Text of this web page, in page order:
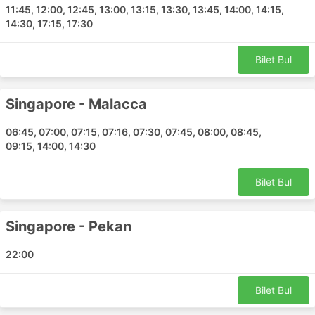
Singapore - Malacca
Singapore - Batu Pahat
Pahang - Singapore
Singapore - Genting Highlands
Genting Highlands - Singapore
Singapore - Parit Buntar
KKKL Travel and Tours Bilet Fiyatları ve
Otobüs yolculuğunun en iyi yanlarından biri, seyahatinizi
11:45, 12:00, 12:45, 13:00, 13:15, 13:30, 13:45, 14:00, 14:15,
14:30, 17:15, 17:30
Bilet Bul
Singapore - Malacca
06:45, 07:00, 07:15, 07:16, 07:30, 07:45, 08:00, 08:45,
09:15, 14:00, 14:30
Bilet Bul
Singapore - Pekan
22:00
Bilet Bul